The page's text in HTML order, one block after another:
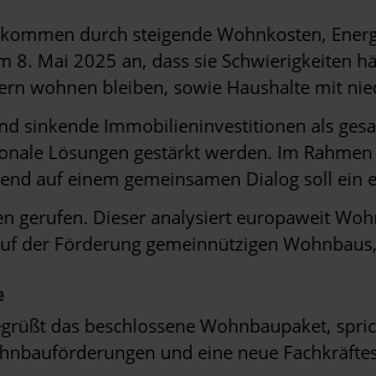
durch steigende Wohnkosten,
8. Mai 2025 an, dass sie Schwierigkeiten
wohnen bleiben, sowie Haushalte mit
sinkende Immobilieninvestitionen als
Lösungen gestärkt werden. Im Rahmen
auf einem gemeinsamen Dialog soll
gerufen. Dieser analysiert europaweit
der Förderung gemeinnützigen
das beschlossene Wohnbaupaket,
und eine neue